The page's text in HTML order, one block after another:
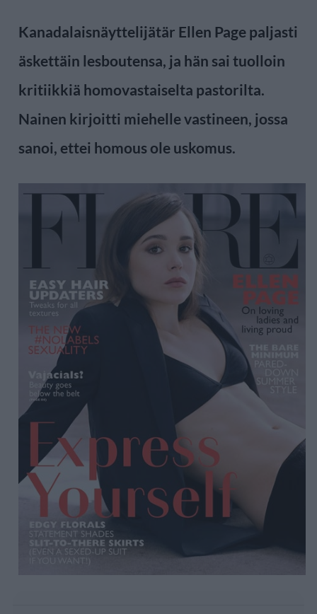
Kanadalaisnäyttelijätär Ellen Page paljasti
äskettäin lesboutensa, ja hän sai tuolloin
kritiikkiä homovastaiselta pastorilta.
Nainen kirjoitti miehelle vastineen, jossa
sanoi, ettei homous ole uskomus.